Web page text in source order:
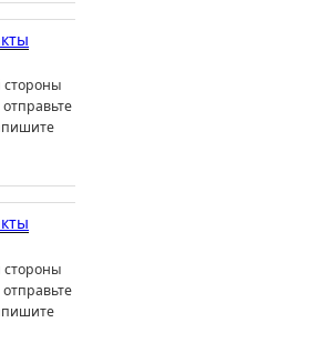
отправьте
отправьте